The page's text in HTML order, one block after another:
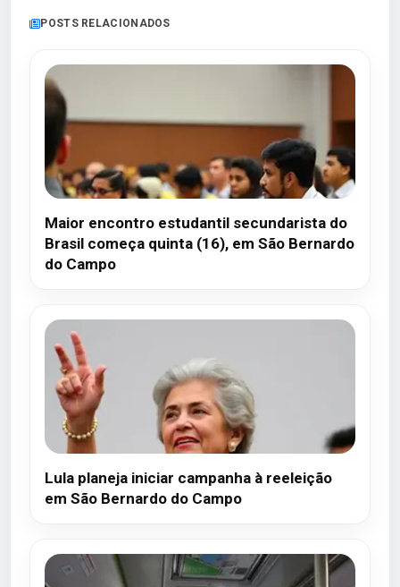
POSTS RELACIONADOS
Maior encontro estudantil secundarista do
Brasil começa quinta (16), em São Bernardo
do Campo
Lula planeja iniciar campanha à reeleição
em São Bernardo do Campo